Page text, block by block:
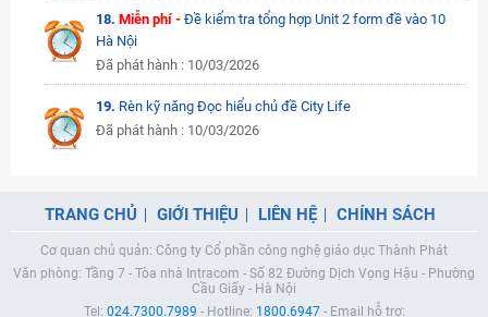
18.Miễn phí -Đề kiểm tra tổng hợp Unit 2 form đề vào 10
Hà Nội
Đã phát hành : 10/03/2026
19. Rèn kỹ năng Đọc hiểu chủ đề City Life
Đã phát hành : 10/03/2026
TRANG CHỦ GIỚI THIỆU LIÊN HỆ CHÍNH SÁCH
Cơ quan chủ quản: Công ty Cổ phần công nghệ giáo dục Thành Phát
Văn phòng: Tầng 7 - Tòa nhà Intracom - Số 82 Đường Dịch Vọng Hậu - Phường
Cầu Giấy - Hà Nội
Tel: 024.7300.7989 - Hotline: 1800.6947- Email hỗ trợ: